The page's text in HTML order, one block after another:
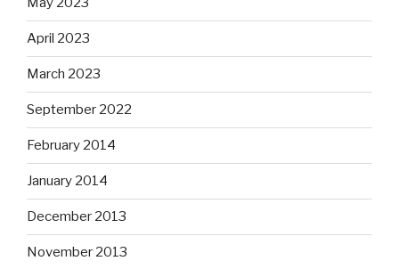
April 2023
March 2023
September 2022
February 2014
January 2014
December 2013
November 2013